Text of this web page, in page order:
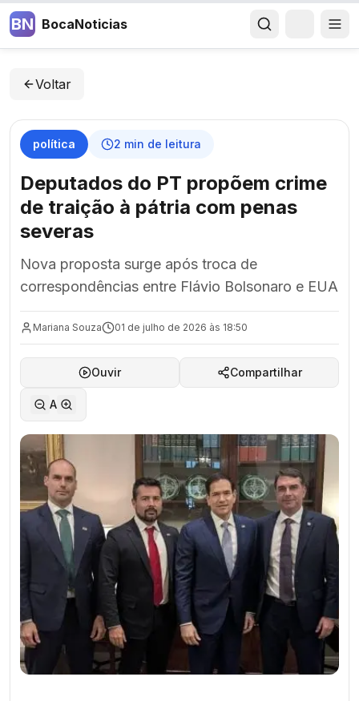
BN BocaNoticias
Voltar
política 2 min de leitura
Deputados do PT propõem crime
de traição à pátria com penas
severas
Nova proposta surge após troca de
correspondências entre Flávio Bolsonaro e EUA
Mariana Souza 01 de julho de 2026 às 18:50
Ouvir Compartilhar
A